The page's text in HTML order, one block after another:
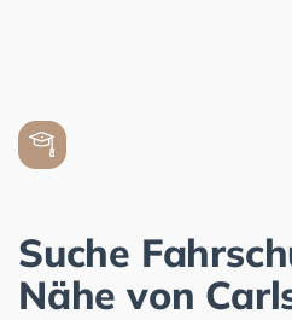
Suche
Nähe von